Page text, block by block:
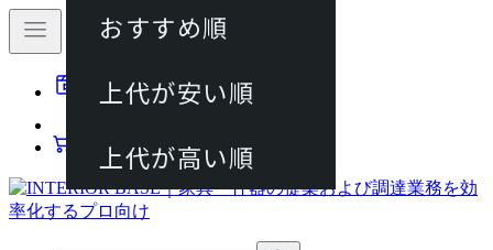
動画マニュアル
カート
おすすめ順
上代が安い順
上代が高い順